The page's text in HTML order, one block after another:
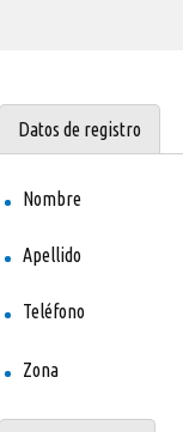
Datos de registro
Nombre
Apellido
Teléfono
Zona